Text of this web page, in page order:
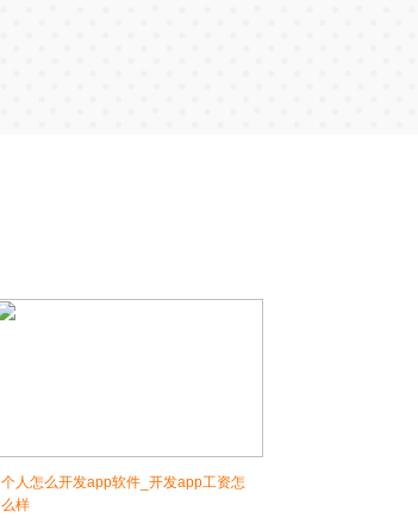
个人怎么开发app软件_开发app工资怎
么样